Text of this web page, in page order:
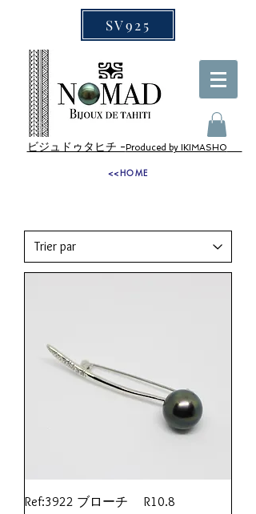
SV925
ビジュドゥタヒチ - Produced by IKIMASHO
<<HOME
Ref:3922 ブローチ R10.8